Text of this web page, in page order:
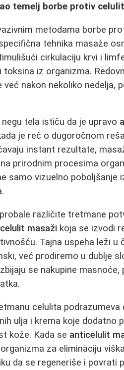
temelj borbe protiv
metodama borbe
tehnika masaže
cirkulaciju krvi i
iz organizma.
nakon nekoliko nedelja,
tela ističu da je upravo
je reč o dugoročnom
instant rezultate,
prirodnim procesima
samo vizuelno poboljšanje
različite tretmane
masaži koja se izvodi
Tajna uspeha leži u
već prodiremo u dublje
se nakupine
celulita podrazumeva
ulja i krema koje dodatno
kože. Kada se anticelulit
za eliminaciju
da se regeneriše i povrati